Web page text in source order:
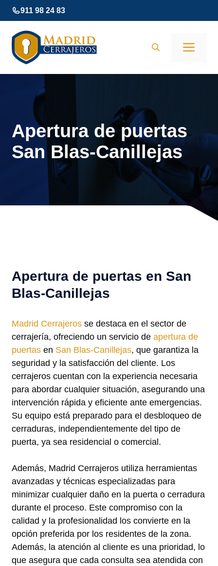
Saltar
al
contenido
911 98 24 83
Apertura de puertas
San Blas-Canillejas
Apertura de puertas en San
Blas-Canillejas
Madrid Cerrajeros se destaca en el sector de
cerrajería, ofreciendo un servicio de apertura de
puertas en San Blas-Canillejas, que garantiza la
seguridad y la satisfacción del cliente. Los
cerrajeros cuentan con la experiencia necesaria
para abordar cualquier situación, asegurando una
intervención rápida y eficiente ante emergencias.
Su equipo está preparado para el desbloqueo de
cerraduras, independientemente del tipo de
puerta, ya sea residencial o comercial.
Además, Madrid Cerrajeros utiliza herramientas
avanzadas y técnicas especializadas para
minimizar cualquier daño en la puerta o cerradura
durante el proceso. Este compromiso con la
calidad y la profesionalidad los convierte en la
opción preferida por los residentes de la zona.
Además, la atención al cliente es una prioridad, lo
que asegura que cada consulta sea atendida con